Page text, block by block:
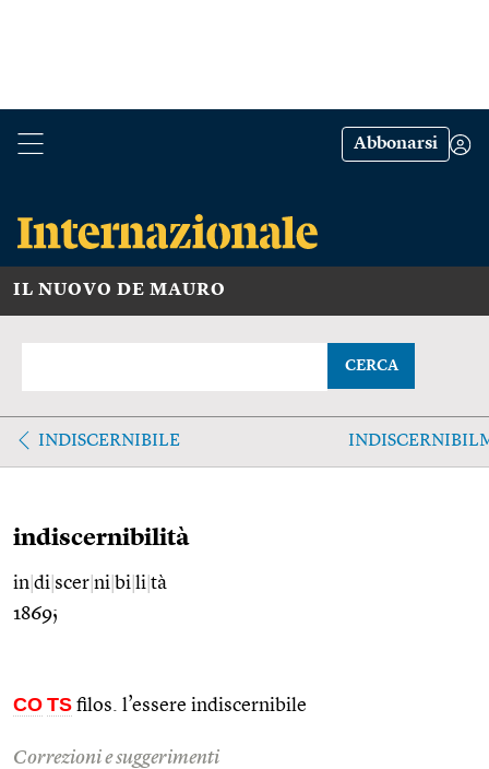
Abbonarsi
IL NUOVO DE MAURO
CERCA
INDISCERNIBILE
indiscernibilità
in di scer ni bi li tà
1869;
CO TS filos. l’essere indiscernibile
Correzioni e suggerimenti